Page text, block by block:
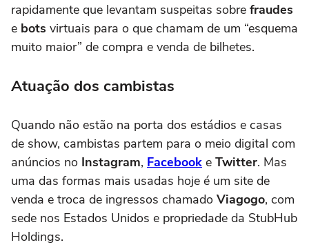
rapidamente que levantam suspeitas sobre fraudes
e bots virtuais para o que chamam de um “esquema
muito maior” de compra e venda de bilhetes.
Atuação dos cambistas
Quando não estão na porta dos estádios e casas
de show, cambistas partem para o meio digital com
anúncios no Instagram, Facebook e Twitter. Mas
uma das formas mais usadas hoje é um site de
venda e troca de ingressos chamado Viagogo, com
sede nos Estados Unidos e propriedade da StubHub
Holdings.